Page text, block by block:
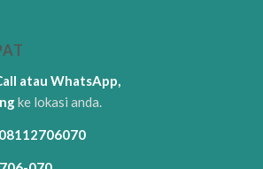
atau WhatsApp,
ke lokasi anda.